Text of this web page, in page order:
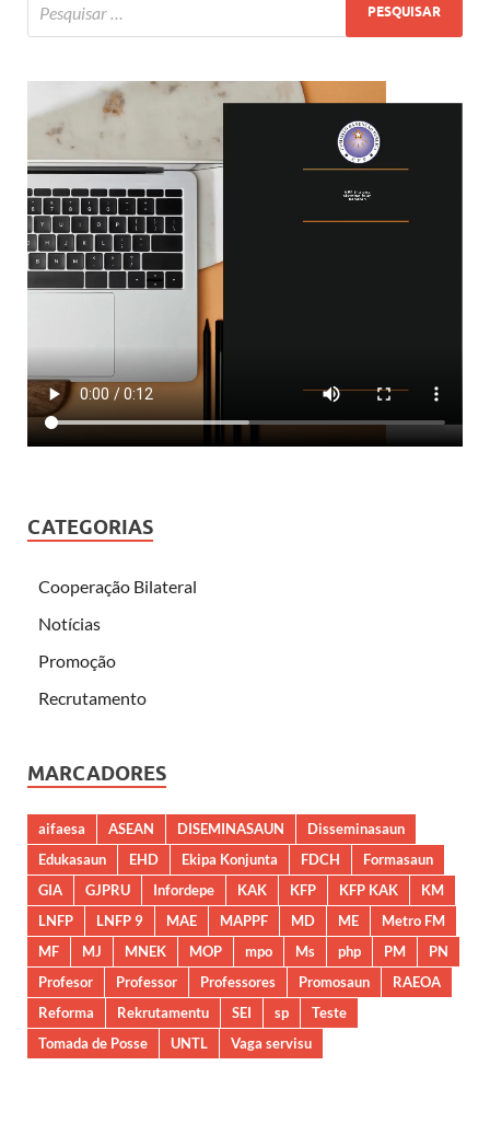
CATEGORIAS
Cooperação Bilateral
Notícias
Promoção
Recrutamento
MARCADORES
aifaesa ASEAN DISEMINASAUN
Disseminasaun
Edukasaun
EHD Ekipa Konjunta FDCH
Formasaun
GIA
GJPRU Infordepe KAK KFP KFP KAK
KM
LNFP
LNFP 9 MAE MAPPF MD ME
Metro FM
MF
MJ MNEK MOP mpo Ms php PM
PN
Profesor
Professor Professores Promosaun
RAEOA
Reforma
Rekrutamentu SEI sp
Teste
Tomada de Posse
UNTL Vaga servisu